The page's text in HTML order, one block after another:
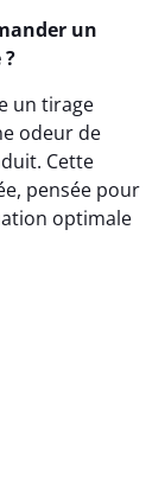
un
un tirage
odeur de
Cette
pensée pour
optimale